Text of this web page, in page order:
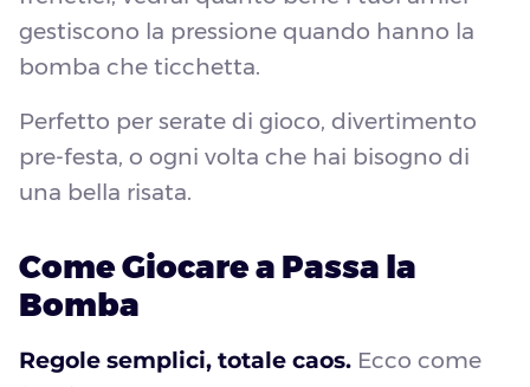
gestiscono la pressione quando hanno la
bomba che ticchetta.
Perfetto per serate di gioco, divertimento
pre-festa, o ogni volta che hai bisogno di
una bella risata.
Come Giocare a Passa la
Bomba
Regole semplici, totale caos. Ecco come